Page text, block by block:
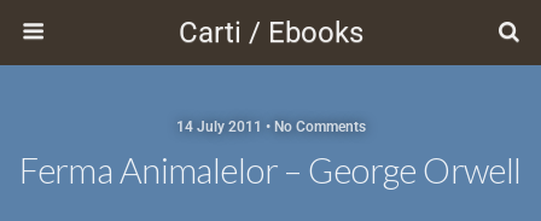
Carti / Ebooks
14 July 2011 • No Comments
Ferma Animalelor – George Orwell